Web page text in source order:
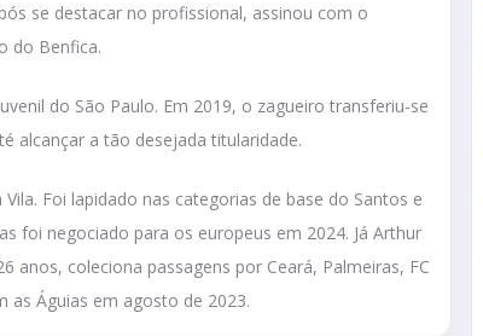
se destacar no profissional, assinou com o
do Benfica.
do São Paulo. Em 2019, o zagueiro transferiu-se
alcançar a tão desejada titularidade.
Foi lapidado nas categorias de base do Santos e
foi negociado para os europeus em 2024. Já Arthur
anos, coleciona passagens por Ceará, Palmeiras, FC
as Águias em agosto de 2023.